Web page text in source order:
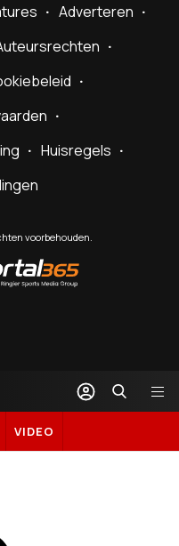
Adverteren
Huisregels
voorbehouden.
VIDEO